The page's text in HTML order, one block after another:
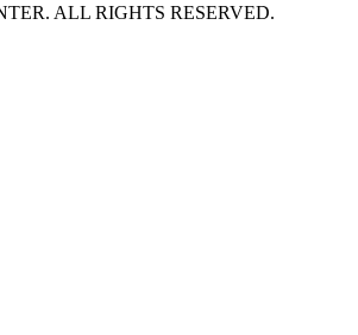
ALL RIGHTS RESERVED.